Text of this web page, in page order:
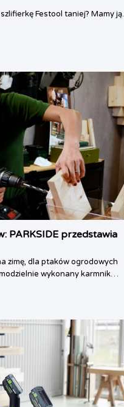
Festool taniej? Mamy ją.
PARKSIDE przedstawia
zimę, dla ptaków ogrodowych
wykonany karmnik…